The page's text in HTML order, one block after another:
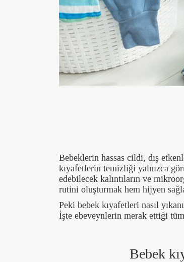
Bebeklerin hassas cildi, dış
kıyafetlerin temizliği yalnızca
edebilecek kalıntıların ve
rutini oluşturmak hem hijyen
Peki bebek kıyafetleri nasıl
İşte ebeveynlerin merak ettiği
Bebek